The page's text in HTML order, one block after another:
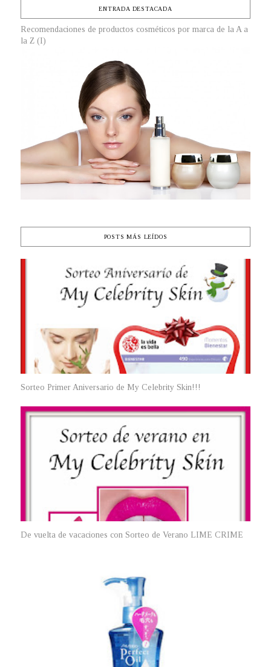
ENTRADA DESTACADA
Recomendaciones de productos cosméticos por marca de la A a
la Z (I)
POSTS MÁS LEÍDOS
Sorteo Primer Aniversario de My Celebrity Skin!!!
De vuelta de vacaciones con Sorteo de Verano LIME CRIME